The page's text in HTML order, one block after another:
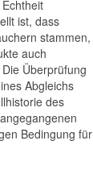
ist, dass
stammen,
auch
Überprüfung
Abgleichs
des
Bedingung für